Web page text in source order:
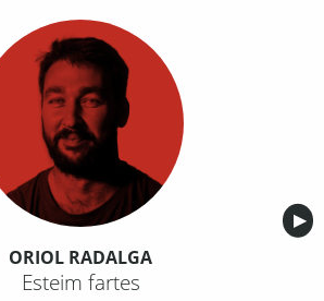
▶︎
ORIOL RADALGA
Esteim fartes